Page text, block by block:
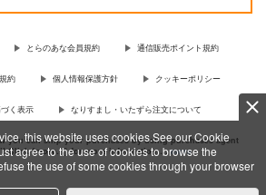
this website uses cookies.See our Cookie
agree to the use of cookies to browse the
the use of some cookies through your browser
とらのあな会員規約 通信販売ポイント規約
約 個人情報保護方針 クッキーポリシー
く表示 なりすまし・いたずら注文について
you can ship your purchases by using purchases agent
Click {more…} for more information …more